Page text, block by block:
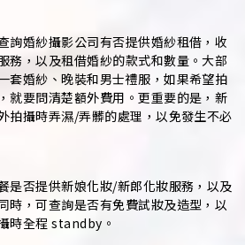
詢婚紗攝影公司有否提供婚紗租借，收
務，以及租借婚紗的款式和數量。大部
套婚紗、晚裝和男士禮服，如果希望拍
就要問清楚額外費用。更重要的是，新
拍攝時弄濕/弄髒的處理，以免發生不必
是否提供新娘化妝/新郎化妝服務，以及
時，可查詢是否有免費試妝及造型，以
時全程 standby。